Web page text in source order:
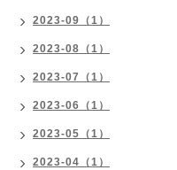
2023-09（1）
2023-08（1）
2023-07（1）
2023-06（1）
2023-05（1）
2023-04（1）